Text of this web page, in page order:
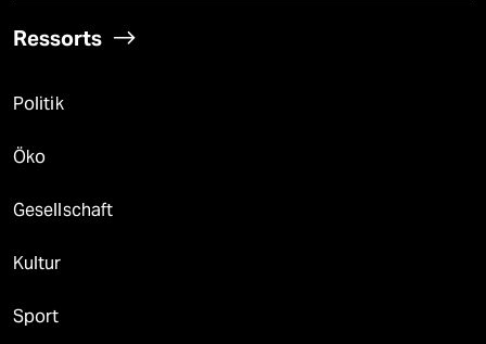
Ressorts
Politik
Öko
Gesellschaft
Kultur
Sport